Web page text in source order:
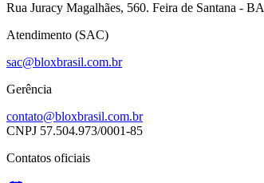
Rua Juracy Magalhães, 560. Feira de Santana - BA
Atendimento (SAC)
sac@bloxbrasil.com.br
Gerência
contato@bloxbrasil.com.br
CNPJ 57.504.973/0001-85
Contatos oficiais